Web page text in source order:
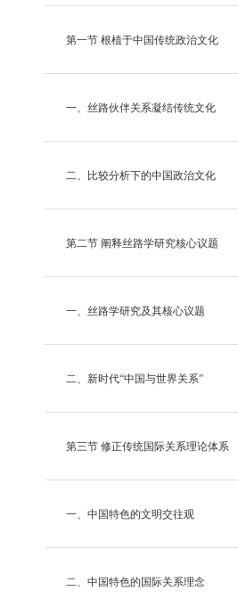
第一节 根植于中国传统政治文化
一、丝路伙伴关系凝结传统文化
二、比较分析下的中国政治文化
第二节 阐释丝路学研究核心议题
一、丝路学研究及其核心议题
二、新时代“中国与世界关系”
第三节 修正传统国际关系理论体系
一、中国特色的文明交往观
二、中国特色的国际关系理念